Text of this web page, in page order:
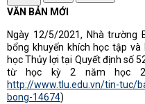
VĂN BẢN MỚI
Ngày 12/5/2021, Nhà trường
bổng khuyến khích học tập
học Thủy lợi tại Quyết định số
từ học kỳ 2 năm học
http://www.tlu.edu.vn/tin-tuc/
bong-14674)